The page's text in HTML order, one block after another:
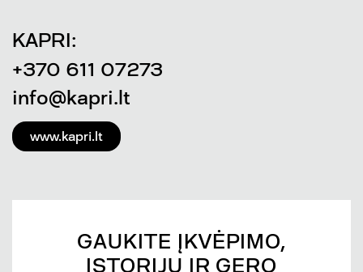
KAPRI:
+370 611 07273
info@kapri.lt
www.kapri.lt
GAUKITE ĮKVĖPIMO,
ISTORIJŲ IR GERO